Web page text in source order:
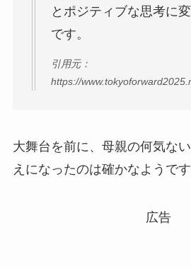
とポジティブな思考に
です。
引用元：
https://
大舞台を前に、母親の何気な
えになったのは確かなようです
広告